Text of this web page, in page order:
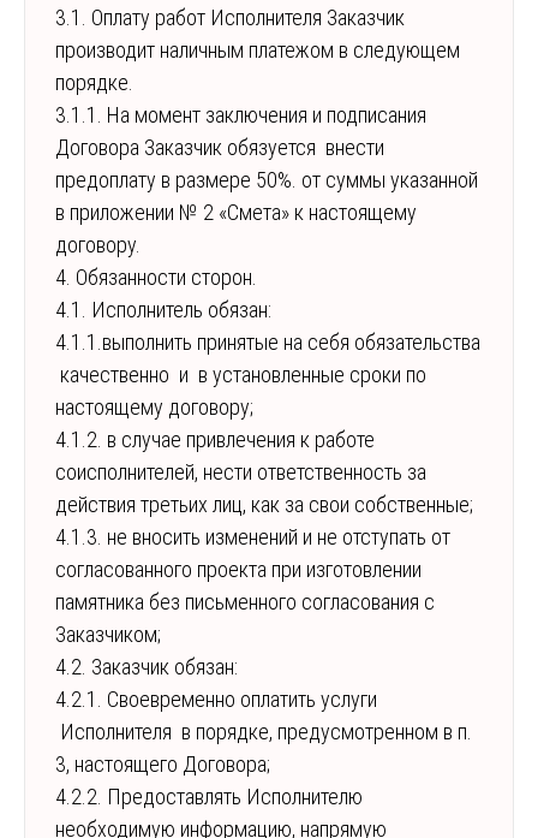
3.1. Оплату работ Исполнителя Заказчик
производит наличным платежом в следующем
порядке.
3.1.1. На момент заключения и подписания
Договора Заказчик обязуется внести
предоплату в размере 50%. от суммы указанной
в приложении № 2 «Смета» к настоящему
договору.
4. Обязанности сторон.
4.1. Исполнитель обязан:
4.1.1.выполнить принятые на себя обязательства
качественно и в установленные сроки по
настоящему договору;
4.1.2. в случае привлечения к работе
соисполнителей, нести ответственность за
действия третьих лиц, как за свои собственные;
4.1.3. не вносить изменений и не отступать от
согласованного проекта при изготовлении
памятника без письменного согласования с
Заказчиком;
4.2. Заказчик обязан:
4.2.1. Своевременно оплатить услуги
Исполнителя в порядке, предусмотренном в п.
3, настоящего Договора;
4.2.2. Предоставлять Исполнителю
необходимую информацию, напрямую